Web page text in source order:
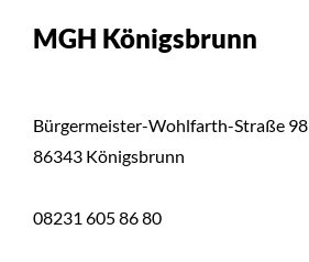
MGH Königsbrunn
Bürgermeister-Wohlfarth-Straße 98
86343 Königsbrunn
08231 605 86 80